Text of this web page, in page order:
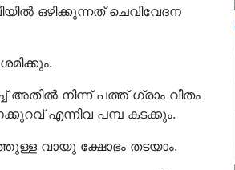
ഒഴിക്കുന്നത് ചെവിവേദന
അതിൽ നിന്ന് പത്ത് ഗ്രാം വീതം
എന്നിവ പമ്പ കടക്കും.
വായു ക്ഷോഭം തടയാം.